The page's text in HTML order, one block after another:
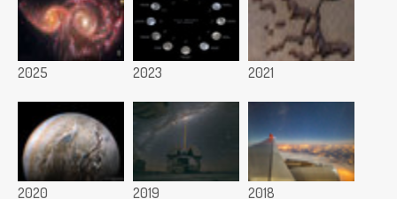
2025 2023 2021
2020 2019 2018